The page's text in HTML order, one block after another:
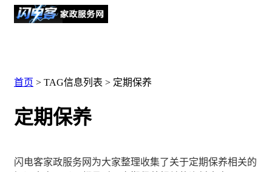
首页 > TAG信息列表 > 定期保养
定期保养
闪电客家政服务网为大家整理收集了关于定期保养相关的